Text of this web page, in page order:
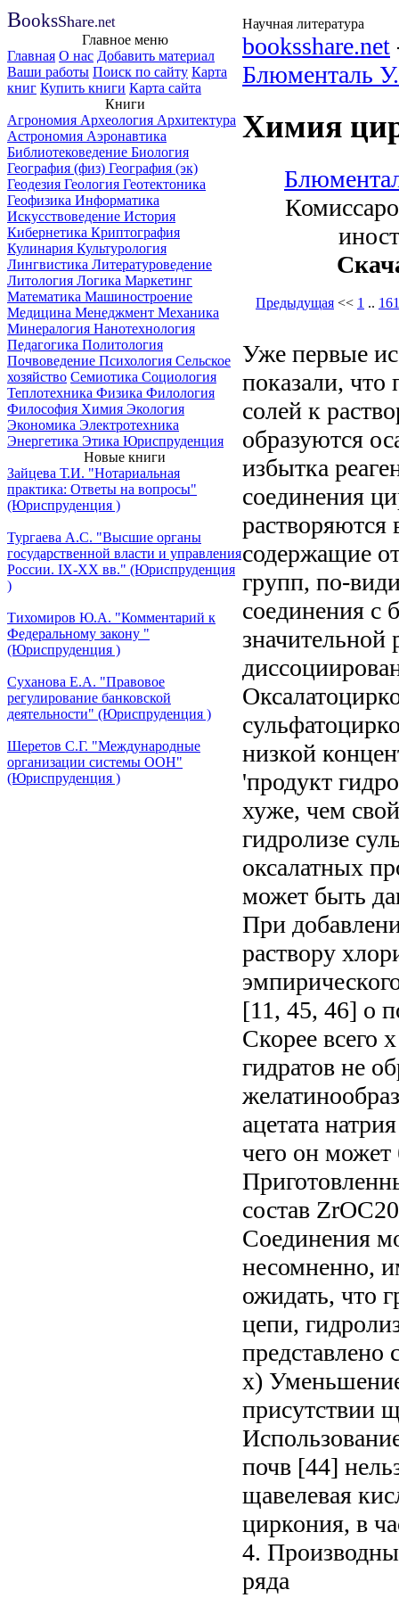
BooksShare.net
Научная литература
Главное меню
Главная О нас Добавить материал
Ваши работы Поиск по сайту Карта
книг Купить книги Карта сайта
Книги
Агрономия Археология Архитектура
Астрономия Аэронавтика
Библиотековедение Биология
География (физ) География (эк)
Геодезия Геология Геотектоника
Геофизика Информатика
Искусствоведение История
Кибернетика Криптография
Кулинария Культурология
Лингвистика Литературоведение
Литология Логика Маркетинг
Математика Машиностроение
Медицина Менеджмент Механика
Минералогия Нанотехнология
Педагогика Политология
Почвоведение Психология Сельское
хозяйство Семиотика Социология
Теплотехника Физика Филология
Философия Химия Экология
Экономика Электротехника
Энергетика Этика Юриспруденция
Новые книги
Зайцева Т.И. "Нотариальная
практика: Ответы на вопросы"
(Юриспруденция )
Тургаева А.С. "Высшие органы
государственной власти и управления
России. IХ-ХХ вв." (Юриспруденция
)
Тихомиров Ю.А. "Комментарий к
Федеральному закону "
(Юриспруденция )
Суханова Е.А. "Правовое
регулирование банковской
деятельности" (Юриспруденция )
Шеретов С.Г. "Международные
организации системы ООН"
(Юриспруденция )
booksshare.net
Блюменталь
Химия
Предыдущая << 1 .. 161
Уже первые
показали, что
солей к
образуются
избытка
соединения
растворяются
содержащие
групп, по-
соединения с
значительной
низкой
'продукт
хуже, чем
гидролизе
оксалатных
может быть
При
раствору
[11, 45, 46] о
Скорее всего
гидратов не
ацетата
чего он
состав
Соединения
несомненно,
ожидать, что
цепи,
представлено
х)
присутствии
почв [44]
щавелевая
циркония, в
4.
ряда